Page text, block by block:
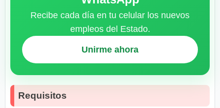
Recibe cada día en tu celular los nuevos
empleos del Estado.
Unirme ahora
Requisitos